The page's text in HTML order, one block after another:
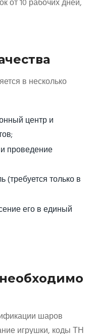
от 10 рабочих дней,
в несколько
центр и
проведение
(требуется только в
его в единый
шаров
игрушки, коды ТН